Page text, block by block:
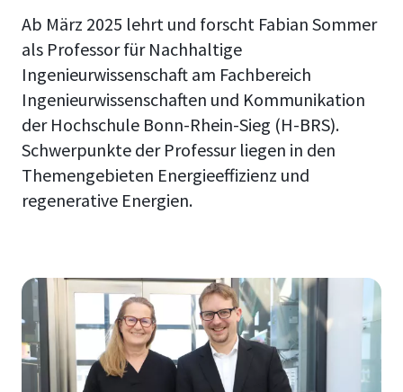
Ab März 2025 lehrt und forscht Fabian Sommer
als Professor für Nachhaltige
Ingenieurwissenschaft am Fachbereich
Ingenieurwissenschaften und Kommunikation
der Hochschule Bonn-Rhein-Sieg (H-BRS).
Schwerpunkte der Professur liegen in den
Themengebieten Energieeffizienz und
regenerative Energien.